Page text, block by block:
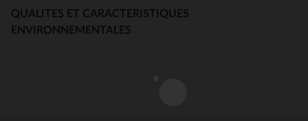
QUALITES ET CARACTERISTIQUES
ENVIRONNEMENTALES